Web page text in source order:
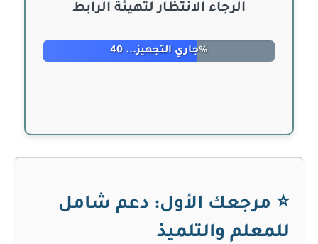
الرجاء الانتظار لتهيئة الرابط
جاري التجهيز... 40%
⭐ مرجعك الأول: دعم شامل
للمعلم والتلميذ